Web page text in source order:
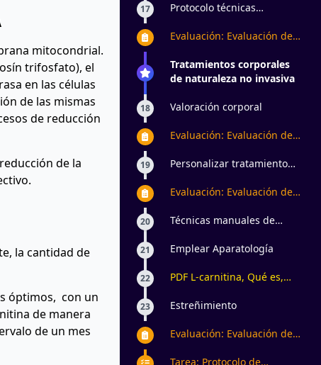
mitocondrial.
trifosfato), el
en las células
de las mismas
de reducción
de la
la cantidad de
óptimos, con un
de manera
de un mes
Miembros Inferiores
17
Protocolo técnicas
Evaluación: Evaluación de
Tratamientos corporales
de naturaleza no invasiva
18 Valoración corporal
Evaluación: Evaluación de
19
Personalizar tratamiento
Evaluación: Evaluación de
20
Técnicas manuales de
21 Emplear Aparatología
22
PDF L-carnitina, Qué es,
desventajas en el
contraindicaciones
23 Estreñimiento
Evaluación: Evaluación de
Tarea: Protocolo de